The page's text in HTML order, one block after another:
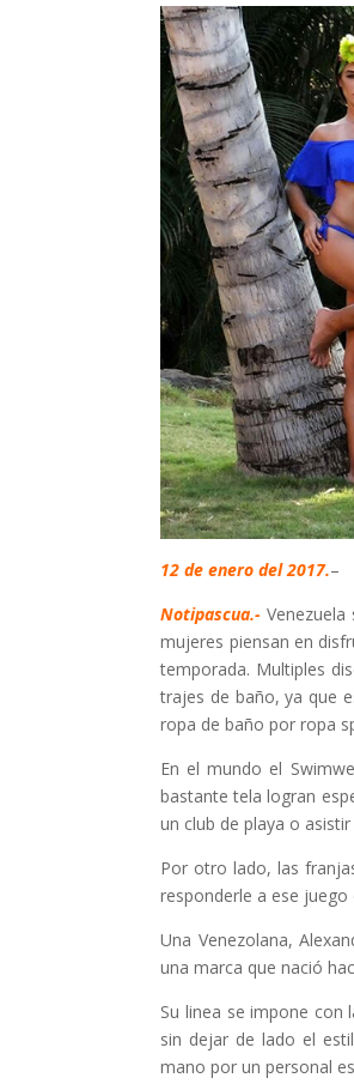
12 de enero del 2017.–
Notipascua.-
mujeres piensan en
temporada. Multiples
trajes de baño, ya que
ropa de baño por ropa
En el mundo el
bastante tela logran
un club de playa o
Por otro lado, las
responderle a ese
Una Venezolana,
una marca que nació
Su linea se impone con
sin dejar de lado el
mano por un personal